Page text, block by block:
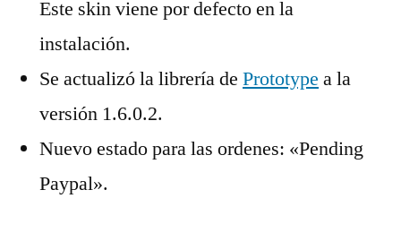
Este skin viene por defecto en la
instalación.
Se actualizó la librería de Prototype a la
versión 1.6.0.2.
Nuevo estado para las ordenes: «Pending
Paypal».